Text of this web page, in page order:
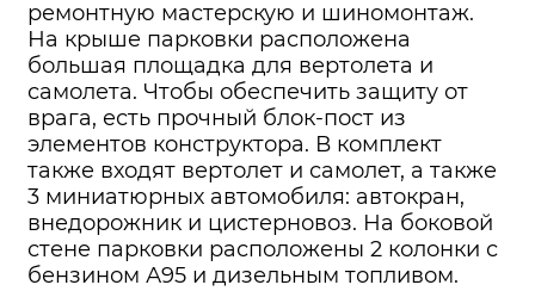
ремонтную мастерскую и шиномонтаж.
На крыше парковки расположена
большая площадка для вертолета и
самолета. Чтобы обеспечить защиту от
врага, есть прочный блок-пост из
элементов конструктора. В комплект
также входят вертолет и самолет, а также
3 миниатюрных автомобиля: автокран,
внедорожник и цистерновоз. На боковой
стене парковки расположены 2 колонки с
бензином А95 и дизельным топливом.